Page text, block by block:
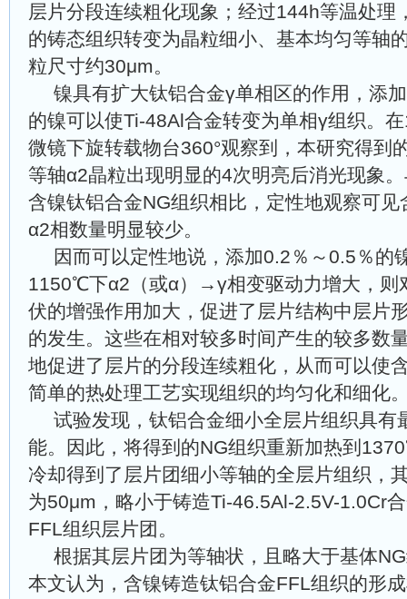
层片分段连续粗化现象；经过144h等温处理
的铸态组织转变为晶粒细小、基本均匀等轴
粒尺寸约30μm。
镍具有扩大钛铝合金γ单相区的作用，添
的镍可以使Ti-48Al合金转变为单相γ组织。
微镜下旋转载物台360°观察到，本研究得到
等轴α2晶粒出现明显的4次明亮后消光现象
含镍钛铝合金NG组织相比，定性地观察可见
α2相数量明显较少。
因而可以定性地说，添加0.2％～0.5％的
1150℃下α2（或α）→γ相变驱动力增大，则
伏的增强作用加大，促进了层片结构中层片
的发生。这些在相对较多时间产生的较多数
地促进了层片的分段连续粗化，从而可以使
简单的热处理工艺实现组织的均匀化和细化
试验发现，钛铝合金细小全层片组织具有
能。因此，将得到的NG组织重新加热到
冷却得到了层片团细小等轴的全层片组织，
为50μm，略小于铸造Ti-46.5Al-2.5V-1.0Cr
FFL组织层片团。
根据其层片团为等轴状，且略大于基体
本文认为，含镍铸造钛铝合金FFL组织的形